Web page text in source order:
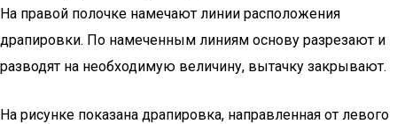
На правой полочке намечают линии расположения
драпировки. По намеченным линиям основу разрезают и
разводят на необходимую величину, вытачку закрывают.
На рисунке показана драпировка, направленная от левого